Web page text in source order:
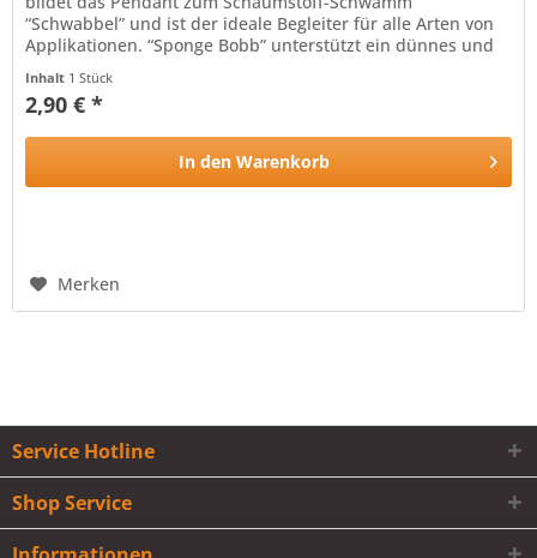
“Schwabbel” und ist der ideale Begleiter für alle Arten von
Applikationen. “Sponge Bobb” unterstützt ein dünnes und
Inhalt 1 Stück
2,90 € *
In den Warenkorb
Merken
Service Hotline
Shop Service